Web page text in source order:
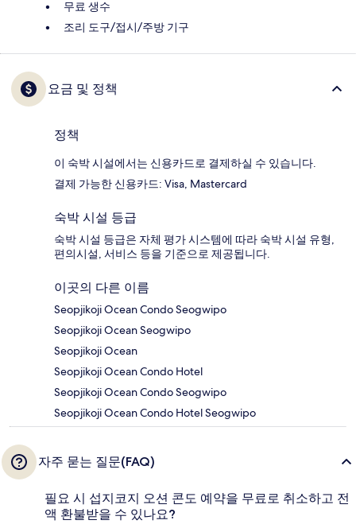
무료 생수
조리 도구/접시/주방 기구
요금 및 정책
정책
이 숙박 시설에서는 신용카드로 결제하실 수 있습니다.
결제 가능한 신용카드: Visa, Mastercard
숙박 시설 등급
숙박 시설 등급은 자체 평가 시스템에 따라 숙박 시설 유형,
편의시설, 서비스 등을 기준으로 제공됩니다.
이곳의 다른 이름
Seopjikoji Ocean Condo Seogwipo
Seopjikoji Ocean Seogwipo
Seopjikoji Ocean
Seopjikoji Ocean Condo Hotel
Seopjikoji Ocean Condo Seogwipo
Seopjikoji Ocean Condo Hotel Seogwipo
자주 묻는 질문(FAQ)
필요 시 섭지코지 오션 콘도 예약을 무료로 취소하고 전
액 환불받을 수 있나요?